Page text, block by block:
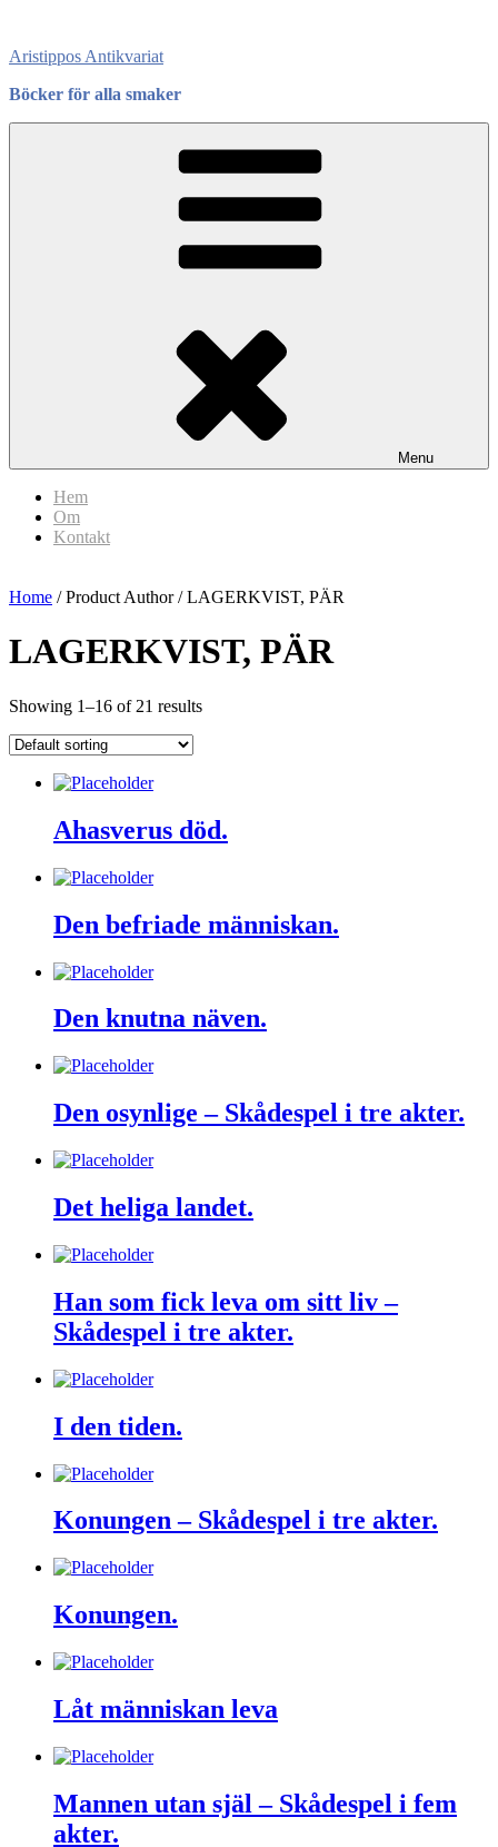
content
Aristippos Antikvariat
Böcker för alla smaker
Menu
Hem
Om
Kontakt
Home / Product Author / LAGERKVIST, PÄR
LAGERKVIST, PÄR
Showing 1–16 of 21 results
Ahasverus död.
Den befriade människan.
Den knutna näven.
Den osynlige – Skådespel i tre akter.
Det heliga landet.
Han som fick leva om sitt liv –
Skådespel i tre akter.
I den tiden.
Konungen – Skådespel i tre akter.
Konungen.
Låt människan leva
Mannen utan själ – Skådespel i fem
akter.